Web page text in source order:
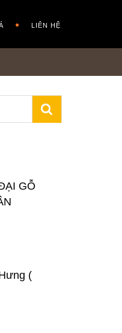
LIÊN HỆ
GỖ
(